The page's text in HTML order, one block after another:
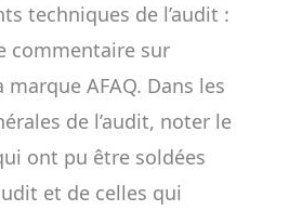
techniques de l’audit :
commentaire sur
AFAQ. Dans les
de l’audit, noter le
ont pu être soldées
et de celles qui